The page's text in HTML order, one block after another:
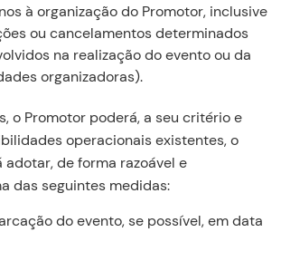
à organização do Promotor, inclusive
ou cancelamentos determinados
na realização do evento ou da
organizadoras).
o Promotor poderá, a seu critério e
operacionais existentes, o
adotar, de forma razoável e
das seguintes medidas:
do evento, se possível, em data